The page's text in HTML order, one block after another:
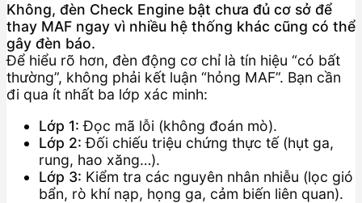
Không, đèn Check Engine bật chưa đủ cơ sở để
thay MAF ngay vì nhiều hệ thống khác cũng có thể
gây đèn báo.
Để hiểu rõ hơn, đèn động cơ chỉ là tín hiệu “có bất
thường”, không phải kết luận “hỏng MAF”. Bạn cần
đi qua ít nhất ba lớp xác minh:
Lớp 1: Đọc mã lỗi (không đoán mò).
Lớp 2: Đối chiếu triệu chứng thực tế (hụt ga,
rung, hao xăng…).
Lớp 3: Kiểm tra các nguyên nhân nhiễu (lọc gió
bẩn, rò khí nạp, họng ga, cảm biến liên quan).